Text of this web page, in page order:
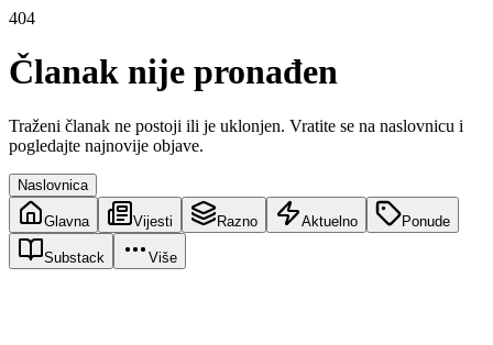
404
Članak nije pronađen
Traženi članak ne postoji ili je uklonjen. Vratite se na naslovnicu i
pogledajte najnovije objave.
Naslovnica
Glavna Vijesti Razno Aktuelno Ponude
Substack Više